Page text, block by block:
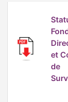
et
de